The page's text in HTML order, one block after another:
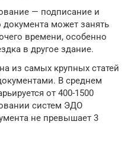
— подписание и
документа может занять
времени, особенно
в другое здание.
из самых крупных статей
В среднем
от 400-1500
систем ЭДО
не превышает 3